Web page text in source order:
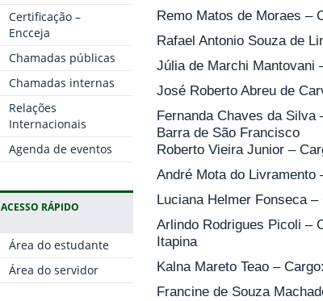
Certificação –
Encceja
Chamadas públicas
Chamadas internas
Relações
Internacionais
Agenda de eventos
ACESSO RÁPIDO
Área do estudante
Área do servidor
Remo Matos de Moraes –
Rafael Antonio Souza de
Júlia de Marchi Mantovani
José Roberto Abreu de
Fernanda Chaves da
Barra de São Francisco
Roberto Vieira Junior –
André Mota do Livramento
Luciana Helmer Fonseca
Arlindo Rodrigues Picoli –
Itapina
Kalna Mareto Teao –
Francine de Souza